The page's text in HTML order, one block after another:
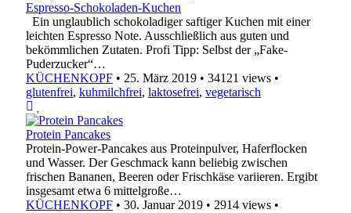
Espresso-Schokoladen-Kuchen
Ein unglaublich schokoladiger saftiger Kuchen mit einer
leichten Espresso Note. Ausschließlich aus guten und
bekömmlichen Zutaten. Profi Tipp: Selbst der „Fake-
Puderzucker“…
KÜCHENKOPF • 25. März 2019 • 34121 views •
glutenfrei, kuhmilchfrei, laktosefrei, vegetarisch
Protein Pancakes
Protein-Power-Pancakes aus Proteinpulver, Haferflocken
und Wasser. Der Geschmack kann beliebig zwischen
frischen Bananen, Beeren oder Frischkäse variieren. Ergibt
insgesamt etwa 6 mittelgroße…
KÜCHENKOPF • 30. Januar 2019 • 2914 views •